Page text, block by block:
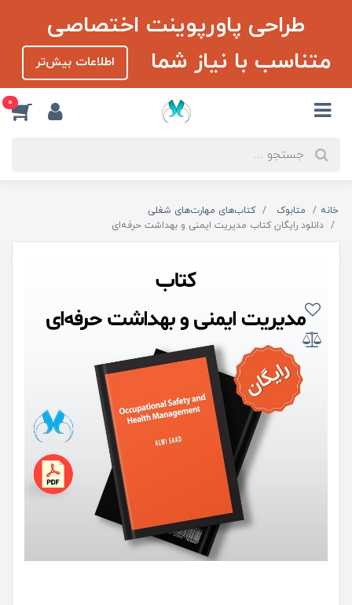
طراحی پاورپوینت اختصاصی
متناسب با نیاز شما
اطلاعات بیش‌تر
0
خانه متابوک
کتاب‌های مهارت‌های شغلی
دانلود رایگان کتاب مدیریت ایمنی و بهداشت حرفه‌ای